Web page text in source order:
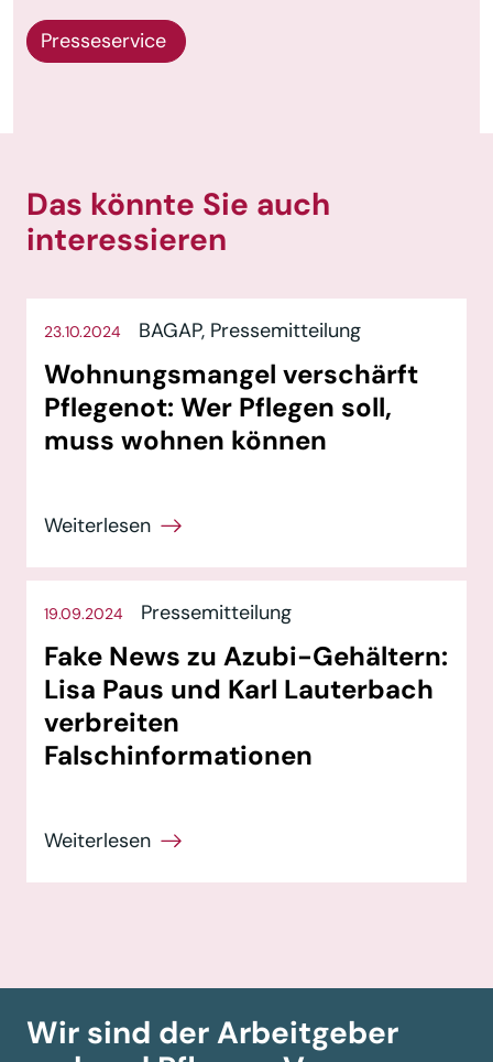
Presseservice
Das könnte Sie auch
interessieren
23.10.2024 BAGAP, Pressemitteilung
Wohnungsmangel verschärft
Pflegenot: Wer Pflegen soll,
muss wohnen können
19.09.2024 Pressemitteilung
Fake News zu Azubi-Gehältern:
Lisa Paus und Karl Lauterbach
verbreiten
Falschinformationen
Wir sind der Arbeitgeber­